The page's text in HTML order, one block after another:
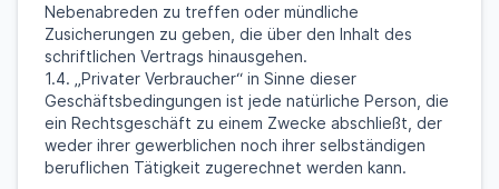
Nebenabreden zu treffen oder mündliche
Zusicherungen zu geben, die über den Inhalt des
schriftlichen Vertrags hinausgehen.
1.4. „Privater Verbraucher“ in Sinne dieser
Geschäftsbedingungen ist jede natürliche Person, die
ein Rechtsgeschäft zu einem Zwecke abschließt, der
weder ihrer gewerblichen noch ihrer selbständigen
beruflichen Tätigkeit zugerechnet werden kann.